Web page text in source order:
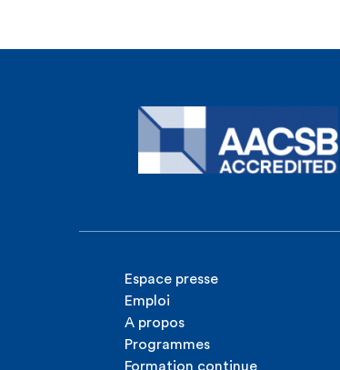
Espace presse
Emploi
A propos
Programmes
Formation continue